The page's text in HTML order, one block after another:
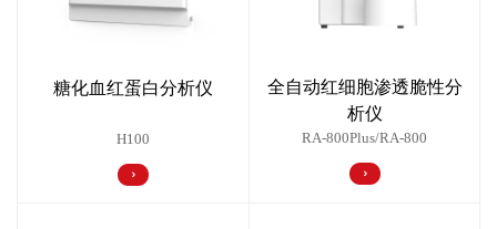
糖化血红蛋白分析仪
H100
全自动红细胞渗透脆性分
析仪
RA-800Plus/RA-800